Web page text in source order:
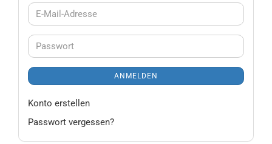
E-
Mail-
Passwort
ANMELDEN
Konto erstellen
Passwort vergessen?